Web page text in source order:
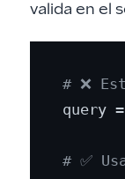
valida en el
# ❌
query =
# ✅